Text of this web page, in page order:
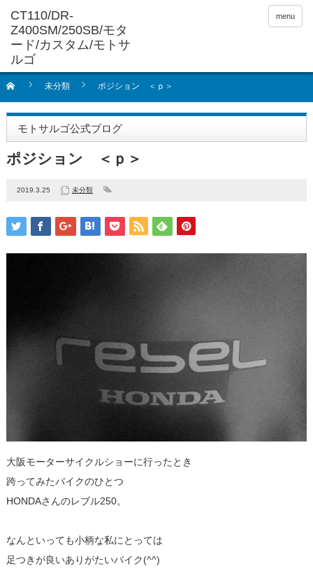
menu
未分類 ポジション ＜ｐ＞
モトサルゴ公式ブログ
ポジション ＜ｐ＞
2019.3.25 未分類
大阪モーターサイクルショーに行ったとき
跨ってみたバイクのひとつ
HONDAさんのレブル250。
なんといっても小柄な私にとっては
足つきが良いありがたいバイク(^^)